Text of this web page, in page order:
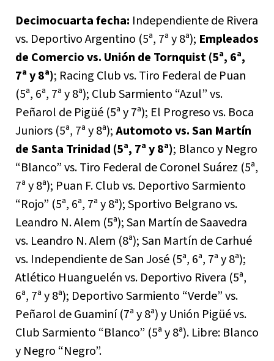
Decimocuarta fecha: Independiente de Rivera
vs. Deportivo Argentino (5ª, 7ª y 8ª); Empleados
de Comercio vs. Unión de Tornquist (5ª, 6ª,
7ª y 8ª); Racing Club vs. Tiro Federal de Puan
(5ª, 6ª, 7ª y 8ª); Club Sarmiento “Azul” vs.
Peñarol de Pigüé (5ª y 7ª); El Progreso vs. Boca
Juniors (5ª, 7ª y 8ª);Automoto vs. San Martín
de Santa Trinidad (5ª, 7ª y 8ª); Blanco y Negro
“Blanco” vs. Tiro Federal de Coronel Suárez (5ª,
7ª y 8ª); Puan F. Club vs. Deportivo Sarmiento
“Rojo” (5ª, 6ª, 7ª y 8ª); Sportivo Belgrano vs.
Leandro N. Alem (5ª); San Martín de Saavedra
vs. Leandro N. Alem (8ª); San Martín de Carhué
vs. Independiente de San José (5ª, 6ª, 7ª y 8ª);
Atlético Huanguelén vs. Deportivo Rivera (5ª,
6ª, 7ª y 8ª); Deportivo Sarmiento “Verde” vs.
Peñarol de Guaminí (7ª y 8ª) y Unión Pigüé vs.
Club Sarmiento “Blanco” (5ª y 8ª). Libre: Blanco
y Negro “Negro”.